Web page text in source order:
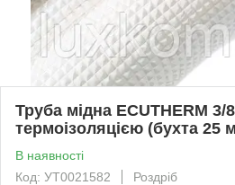
Труба мідна ECUTHERM 3/
термоізоляцією (бухта 25
В наявності
Код: УТ0021582
Роздріб